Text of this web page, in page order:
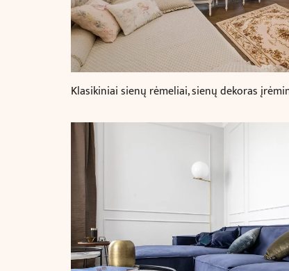
Klasikiniai sienų rėmeliai, sienų dekoras